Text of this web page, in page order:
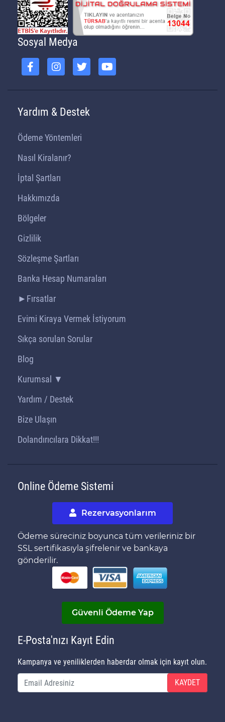
Sosyal Medya
Yardım & Destek
Ödeme Yöntemleri
Nasıl Kiralanır?
İptal Şartları
Hakkımızda
Bölgeler
Gizlilik
Sözleşme Şartları
Banka Hesap Numaraları
►Fırsatlar
Evimi Kiraya Vermek İstiyorum
Sıkça sorulan Sorular
Blog
Kurumsal ▼
Yardım / Destek
Bize Ulaşın
Dolandırıcılara Dikkat!!!
Online Ödeme Sistemi
Rezervasyonlarım
Ödeme süreciniz boyunca tüm verileriniz bir
SSL sertifikasıyla şifrelenir ve bankaya
gönderilir.
Güvenli Ödeme Yap
E-Posta'nızı Kayıt Edin
Kampanya ve yeniliklerden haberdar olmak için kayıt olun.
KAYDET